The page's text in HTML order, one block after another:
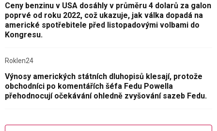
Ceny benzinu v USA dosáhly v průměru 4 dolarů za galon
poprvé od roku 2022, což ukazuje, jak válka dopadá na
americké spotřebitele před listopadovými volbami do
Kongresu.
Roklen24
Výnosy amerických státních dluhopisů klesají, protože
obchodníci po komentářích šéfa Fedu Powella
přehodnocují očekávání ohledně zvyšování sazeb Fedu.